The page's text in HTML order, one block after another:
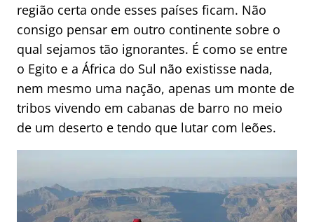
região certa onde esses países ficam. Não
consigo pensar em outro continente sobre o
qual sejamos tão ignorantes. É como se entre
o Egito e a África do Sul não existisse nada,
nem mesmo uma nação, apenas um monte de
tribos vivendo em cabanas de barro no meio
de um deserto e tendo que lutar com leões.